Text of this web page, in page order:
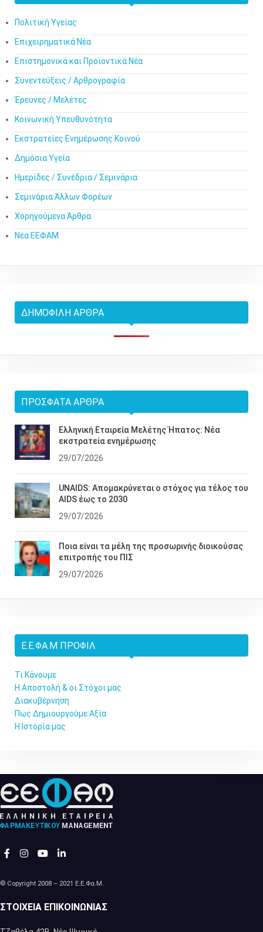
Πολιτική Υγείας
Επιχειρηματικά Νέα
Επιστημονικά και Προϊοντικά Νέα
Συνεντεύξεις / Αρθρογραφία
Έρευνες / Μελέτες
Κοινωνική Υπευθυνότητα
Εκστρατείες Ενημέρωσης Κοινού
Δημόσια Υγεία
Ημερίδες / Συνέδρια / Σεμινάρια
Σεμινάρια Άλλων Φορέων
Χορηγούμενα Άρθρα
Νέα ΕΕΦΑΜ
ΔΗΜΟΦΙΛΉ ΆΡΘΡΑ
ΠΡΌΣΦΑΤΑ ΆΡΘΡΑ
Ελληνική Εταιρεία Μελέτης Ήπατος: Νέα
εκστρατεία ενημέρωσης
29/07/2026
UNAIDS: Απομακρύνεται ο στόχος για τέλος του
AIDS έως το 2030
29/07/2026
Ποια είναι τα μέλη της προσωρινής διοικούσας
επιτροπής του ΠΙΣ
29/07/2026
Ε.Ε.ΦΑ.Μ ΠΡΟΦΊΛ
Τι Κάνουμε
Η Αποστολή & οι Στόχοι μας
Διακυβέρνηση
Πως Δημιουργούμε Αξία
Η Ιστορία μας
© Copyright 2008 – 2021 Ε.Ε.Φα.Μ.
ΣΤΟΙΧΕΊΑ ΕΠΙΚΟΙΝΩΝΊΑΣ